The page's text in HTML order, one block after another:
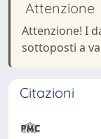
Attenzione
Attenzione! I
sottoposti a
Citazioni